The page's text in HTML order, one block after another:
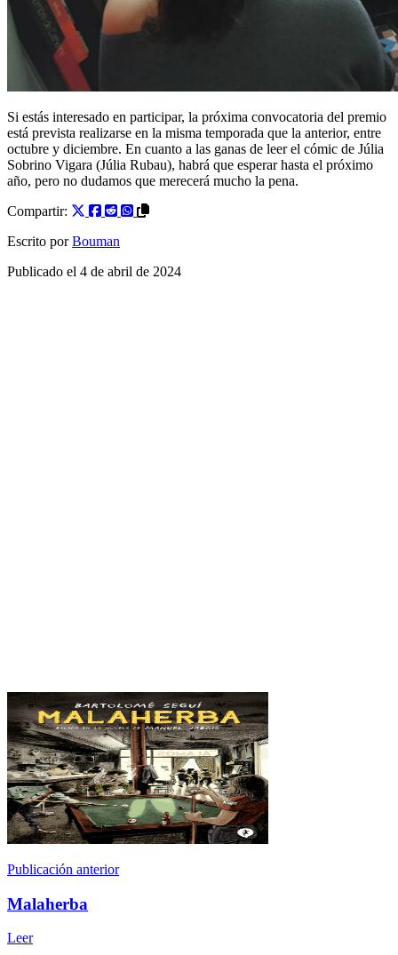
Si estás interesado en participar, la próxima convocatoria del premio
está prevista realizarse en la misma temporada que la anterior, entre
octubre y diciembre. En cuanto a las ganas de leer el cómic de Júlia
Sobrino Vigara (Júlia Rubau), habrá que esperar hasta el próximo
año, pero no dudamos que merecerá mucho la pena.
Compartir:
Escrito por Bouman
Publicado el 4 de abril de 2024
Publicación anterior
Malaherba
Leer